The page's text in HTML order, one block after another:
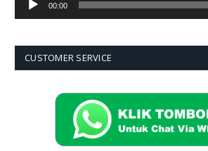
00:00
CUSTOMER SERVICE